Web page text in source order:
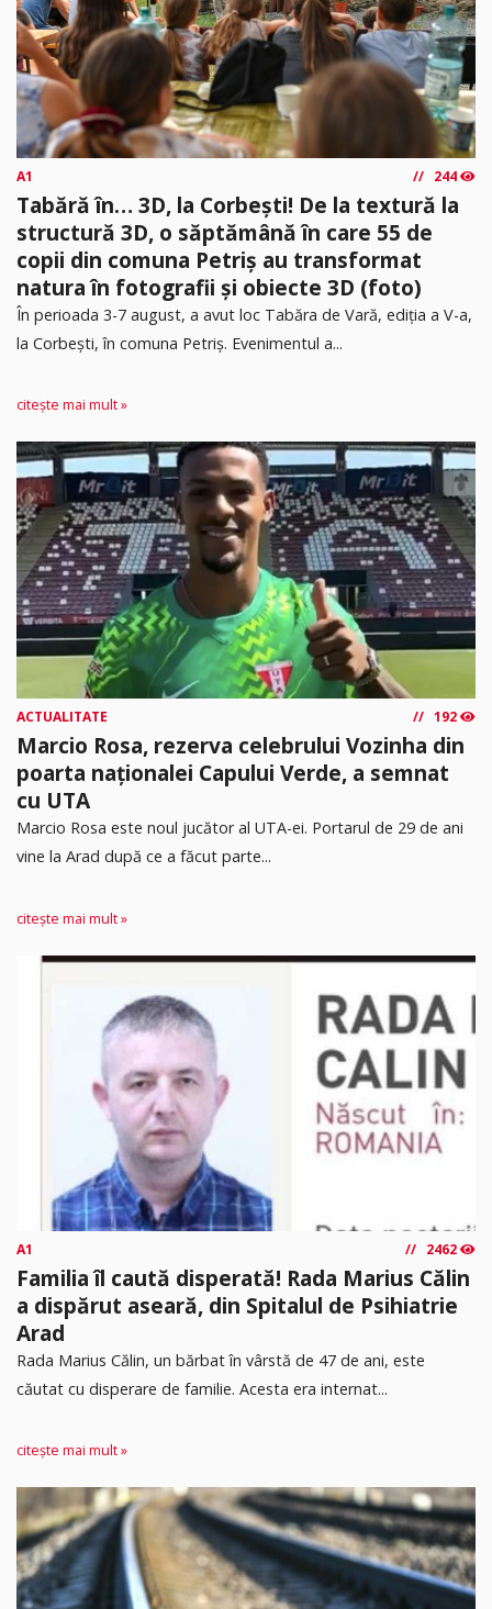
A1 244
Tabără în… 3D, la Corbești! De la textură la
structură 3D, o săptămână în care 55 de
copii din comuna Petriș au transformat
natura în fotografii și obiecte 3D (foto)
În perioada 3-7 august, a avut loc Tabăra de Vară, ediția a V-a,
la Corbești, în comuna Petriș. Evenimentul a...
citește mai mult »
ACTUALITATE 192
Marcio Rosa, rezerva celebrului Vozinha din
poarta naționalei Capului Verde, a semnat
cu UTA
Marcio Rosa este noul jucător al UTA-ei. Portarul de 29 de ani
vine la Arad după ce a făcut parte...
citește mai mult »
A1 2462
Familia îl caută disperată! Rada Marius Călin
a dispărut aseară, din Spitalul de Psihiatrie
Arad
Rada Marius Călin, un bărbat în vârstă de 47 de ani, este
căutat cu disperare de familie. Acesta era internat...
citește mai mult »